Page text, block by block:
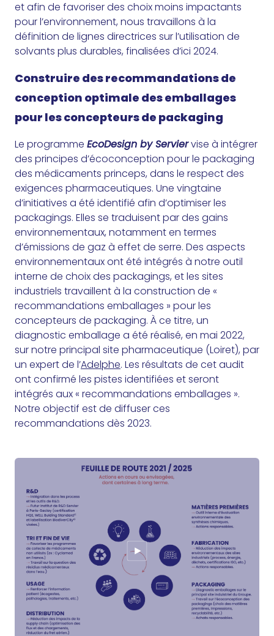
et afin de favoriser des choix moins impactants
pour l’environnement, nous travaillons à la
définition de lignes directrices sur l’utilisation de
solvants plus durables, finalisées d’ici 2024.
Construire des recommandations de
conception optimale des emballages
pour les concepteurs de packaging
Le programme EcoDesign by Serviervise à intégrer
des principes d’écoconception pour le packaging
des médicaments princeps, dans le respect des
exigences pharmaceutiques. Une vingtaine
d’initiatives a été identifié afin d’optimiser les
packagings. Elles se traduisent par des gains
environnementaux, notamment en termes
d’émissions de gaz à effet de serre. Des aspects
environnementaux ont été intégrés à notre outil
interne de choix des packagings, et les sites
industriels travaillent à la construction de «
recommandations emballages » pour les
concepteurs de packaging. À ce titre, un
diagnostic emballage a été réalisé, en mai 2022,
sur notre principal site pharmaceutique (Loiret), par
un expert de l’Adelphe. Les résultats de cet audit
ont confirmé les pistes identifiées et seront
intégrés aux « recommandations emballages ».
Notre objectif est de diffuser ces
recommandations dès 2023.